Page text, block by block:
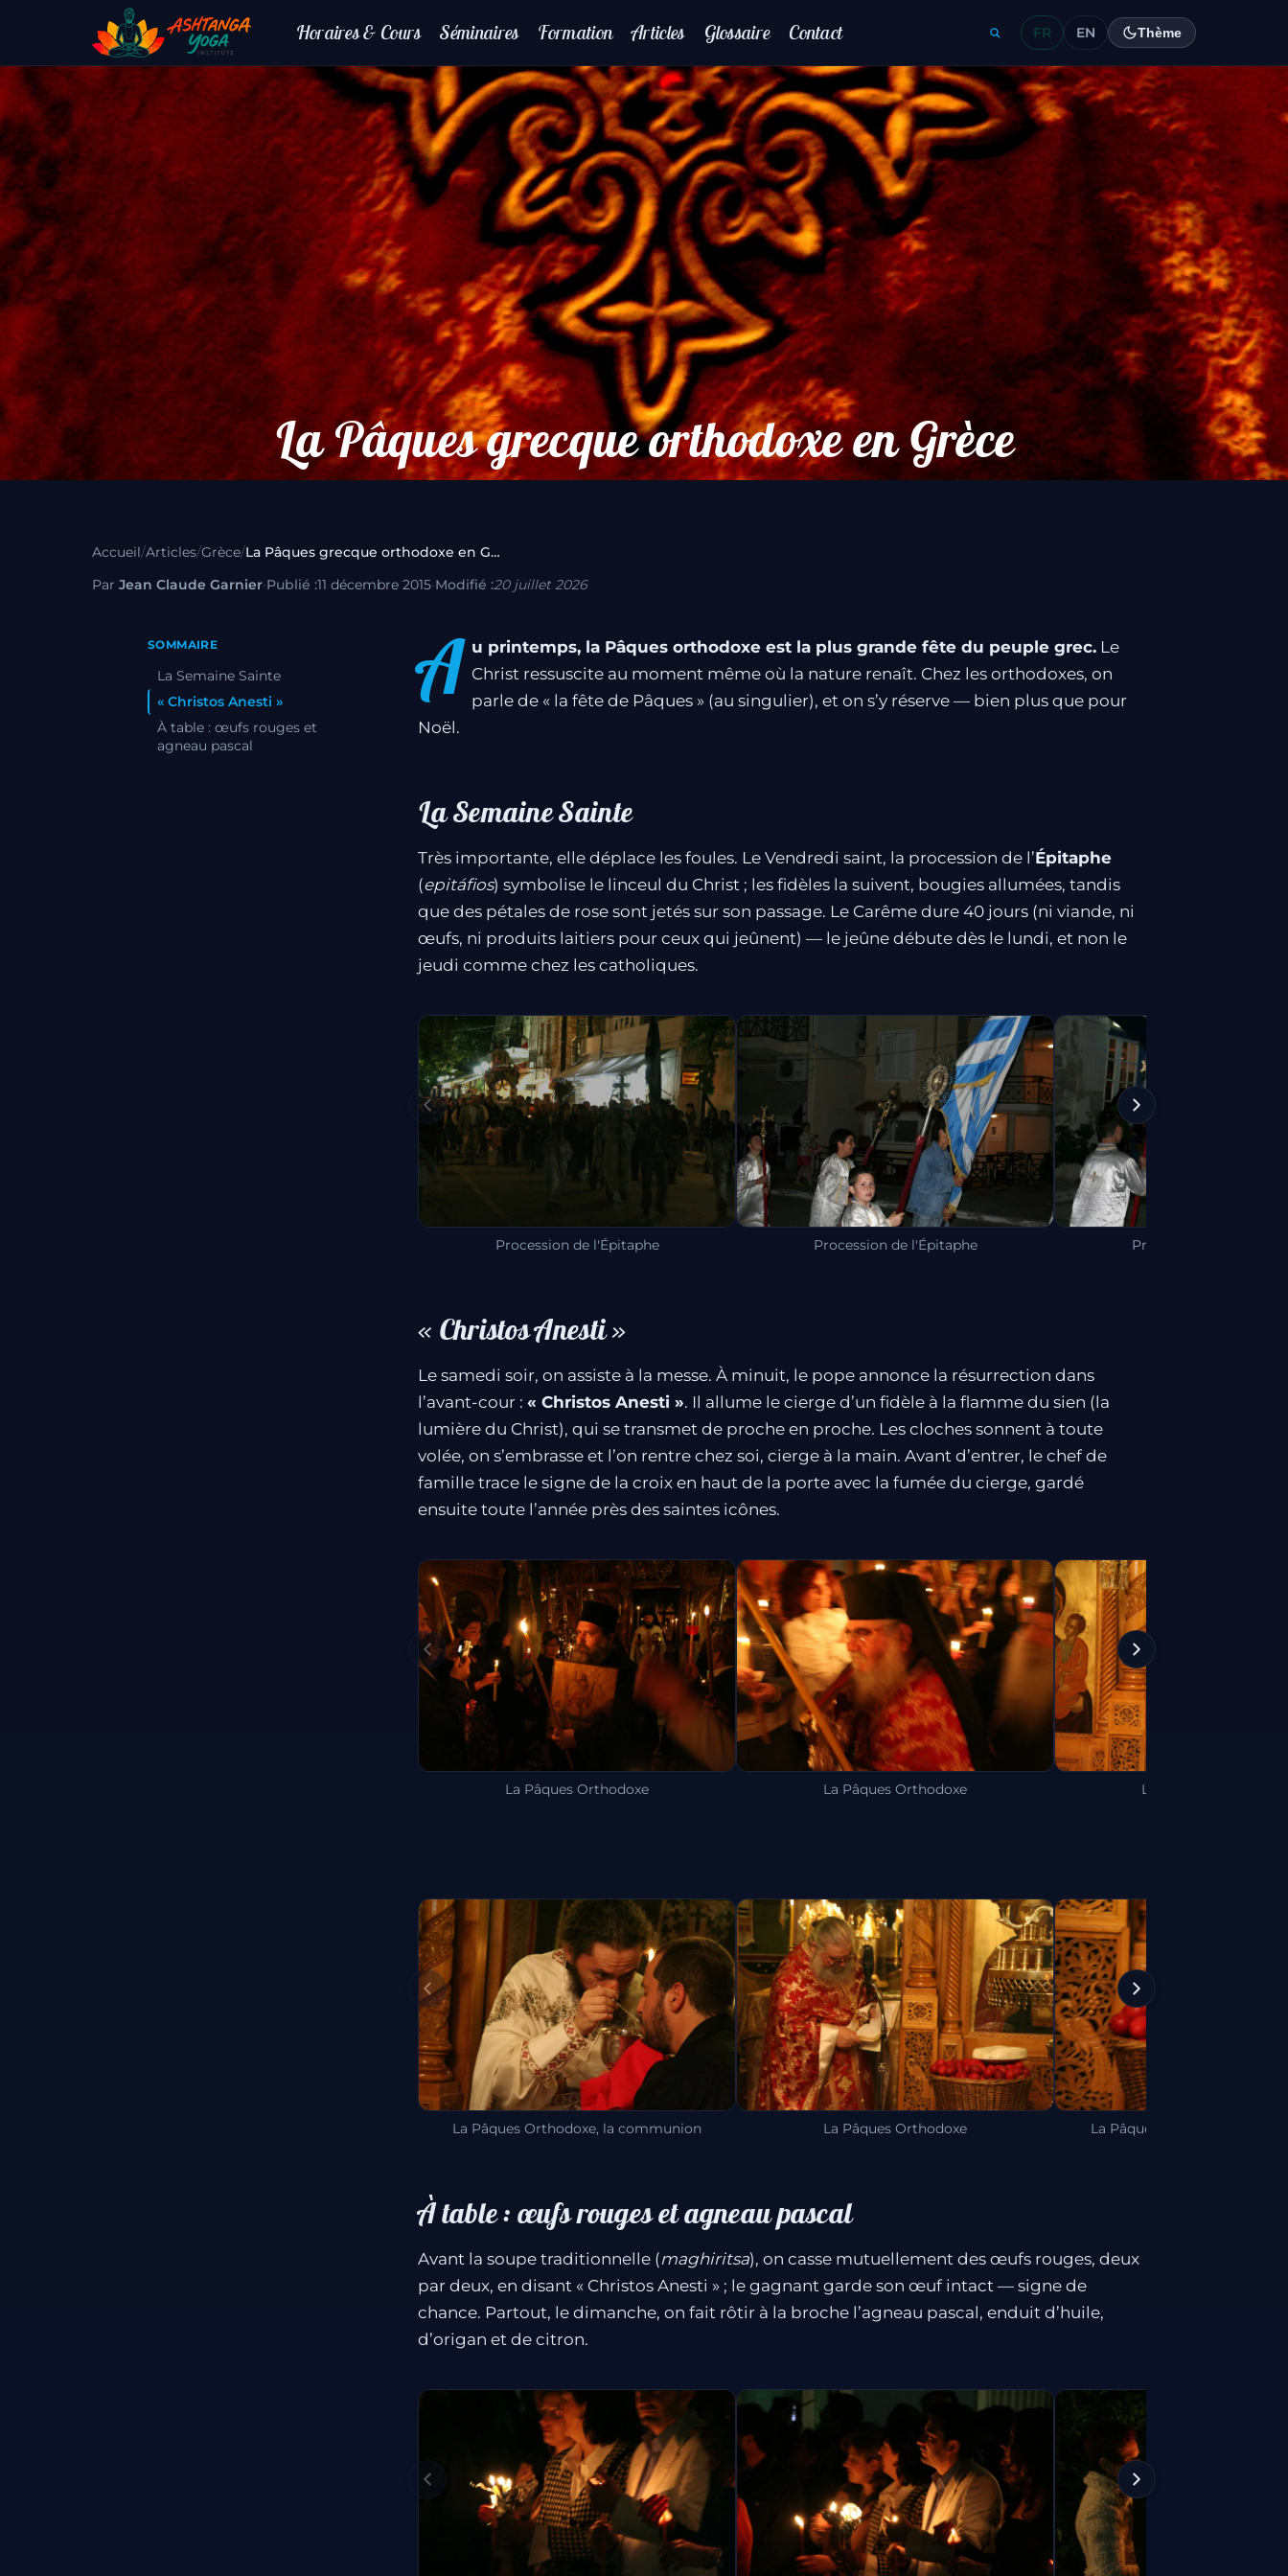
Horaires & Cours Séminaires Formation Articles Glossaire Contact FR EN Thème
La Pâques grecque orthodoxe en Grèce
Accueil/Articles/Grèce/
La Pâques grecque orthodoxe en Grèce
Par Jean Claude Garnier·Publié :11 décembre 2015·Modifié :20 juillet 2026
SOMMAIRE
La Semaine Sainte
« Christos Anesti »
À table : œufs rouges et
agneau pascal
A u printemps, la Pâques orthodoxe est la plus grande fête du peuple grec. Le
Christ ressuscite au moment même où la nature renaît. Chez les orthodoxes, on
parle de « la fête de Pâques » (au singulier), et on s’y réserve — bien plus que pour
Noël.
La Semaine Sainte
Très importante, elle déplace les foules. Le Vendredi saint, la procession de l’Épitaphe
(epitáfios) symbolise le linceul du Christ ; les fidèles la suivent, bougies allumées, tandis
que des pétales de rose sont jetés sur son passage. Le Carême dure 40 jours (ni viande, ni
œufs, ni produits laitiers pour ceux qui jeûnent) — le jeûne débute dès le lundi, et non le
jeudi comme chez les catholiques.
Procession de l'Épitaphe Procession de l'Épitaphe Procession de
« Christos Anesti »
Le samedi soir, on assiste à la messe. À minuit, le pope annonce la résurrection dans
l’avant-cour : « Christos Anesti ». Il allume le cierge d’un fidèle à la flamme du sien (la
lumière du Christ), qui se transmet de proche en proche. Les cloches sonnent à toute
volée, on s’embrasse et l’on rentre chez soi, cierge à la main. Avant d’entrer, le chef de
famille trace le signe de la croix en haut de la porte avec la fumée du cierge, gardé
ensuite toute l’année près des saintes icônes.
La Pâques Orthodoxe La Pâques Orthodoxe La Pâques Orthodoxe
La Pâques Orthodoxe, la communion La Pâques Orthodoxe La Pâques Orthodoxe, les
À table : œufs rouges et agneau pascal
Avant la soupe traditionnelle (maghiritsa), on casse mutuellement des œufs rouges, deux
par deux, en disant « Christos Anesti » ; le gagnant garde son œuf intact — signe de
chance. Partout, le dimanche, on fait rôtir à la broche l’agneau pascal, enduit d’huile,
d’origan et de citron.